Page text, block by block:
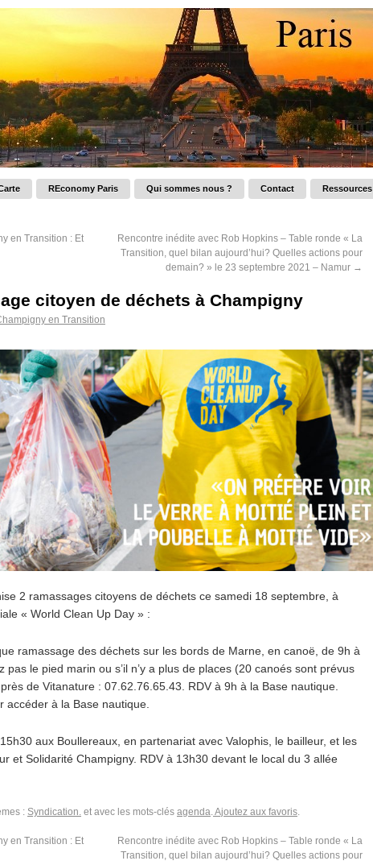
REconomy Paris Qui sommes nous ? Contact Ressources
en Transition : Et
Rencontre inédite avec Rob Hopkins – Table ronde « La
Transition, quel bilan aujourd’hui? Quelles actions pour
demain? » le 23 septembre 2021 – Namur →
citoyen de déchets à Champigny
en Transition
2 ramassages citoyens de déchets ce samedi 18 septembre, à
« World Clean Up Day » :
ramassage des déchets sur les bords de Marne, en canoë, de 9h à
pas le pied marin ou s’il n’y a plus de places (20 canoés sont prévus
de Vitanature : 07.62.76.65.43. RDV à 9h à la Base nautique.
accéder à la Base nautique.
15h30 aux Boullereaux, en partenariat avec Valophis, le bailleur, et les
et Solidarité Champigny. RDV à 13h30 devant le local du 3 allée
: Syndication. et avec les mots-clés agenda.Ajoutez aux favoris.
en Transition : Et
Rencontre inédite avec Rob Hopkins – Table ronde « La
Transition, quel bilan aujourd’hui? Quelles actions pour